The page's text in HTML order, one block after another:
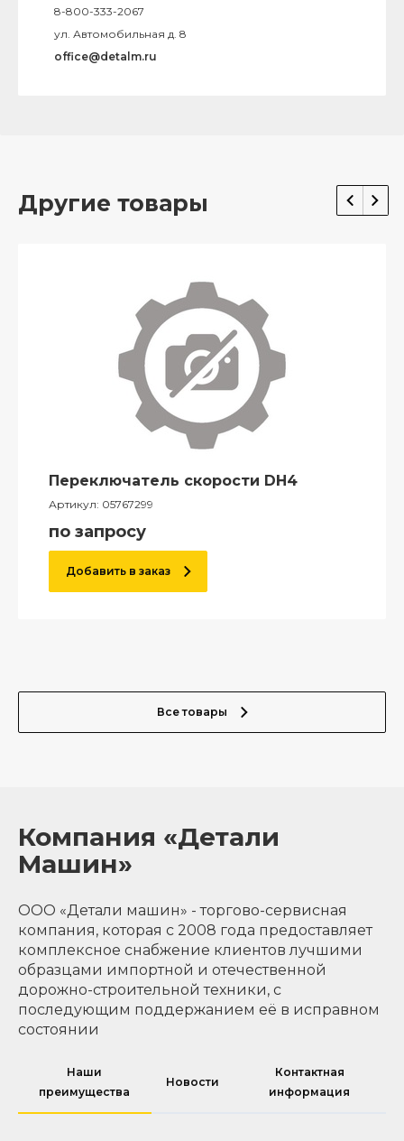
8-800-333-2067
ул. Автомобильная д. 8
office@detalm.ru
Другие товары
Переключатель скорости DH4
Артикул: 05767299
по запросу
Добавить в заказ
Все товары
Компания «Детали
Машин»
ООО «Детали машин» - торгово-сервисная
компания, которая с 2008 года предоставляет
комплексное снабжение клиентов лучшими
образцами импортной и отечественной
дорожно-строительной техники, с
последующим поддержанием её в исправном
состоянии
Наши
преимущества
Новости
Контактная
информация